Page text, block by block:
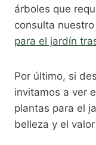
árboles que
consulta
para el jardín
Por último, si
invitamos a ver
plantas para el
belleza y el